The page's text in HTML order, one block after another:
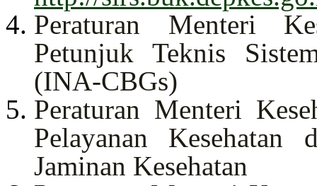
Peraturan Menteri
Petunjuk Teknis
(INA-CBGs)
Peraturan Menteri
Pelayanan Kesehatan
Jaminan Kesehatan